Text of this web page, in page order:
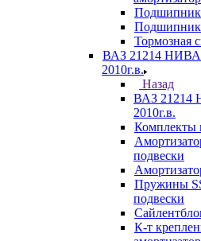
Подшипник
Тормозная
ВАЗ 21214 НИВА
2010г.в.
Назад
ВАЗ 21214
2010г.в.
Комплекты
подвески
Пружины
подвески
К-т